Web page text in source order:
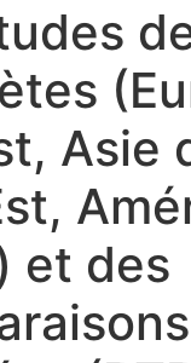
Asie
et des